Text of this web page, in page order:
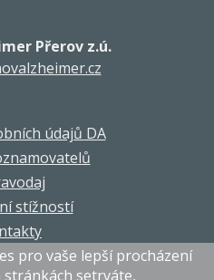
Přerov z.ú.
údajů DA
stížností
pro vaše lepší procházení
stránkách setrváte,